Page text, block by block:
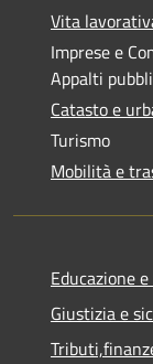
Vita
Imprese e
Appalti
Catasto e
Turismo
Mobilità e
Educazione
Giustizia e